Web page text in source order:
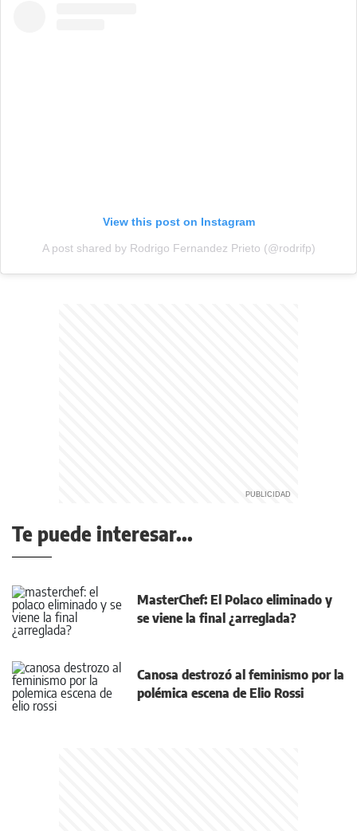
View this post on Instagram
A post shared by Rodrigo Fernandez Prieto (@rodrifp)
Te puede interesar...
MasterChef: El Polaco eliminado y
se viene la final ¿arreglada?
Canosa destrozó al feminismo por la
polémica escena de Elio Rossi